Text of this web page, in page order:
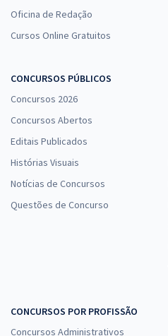
Oficina de Redação
Cursos Online Gratuitos
CONCURSOS PÚBLICOS
Concursos 2026
Concursos Abertos
Editais Publicados
Histórias Visuais
Notícias de Concursos
Questões de Concurso
CONCURSOS POR PROFISSÃO
Concursos Administrativos